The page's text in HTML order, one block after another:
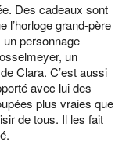
Des cadeaux sont
l’horloge grand-père
un personnage
un
Clara. C’est aussi
avec lui des
plus vraies que
de tous. Il les fait